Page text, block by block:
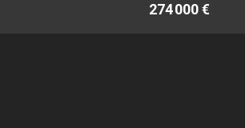
274 000 €